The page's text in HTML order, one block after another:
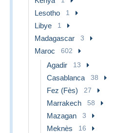
Lesotho 1
Libye 1
Madagascar 3
Maroc 602
Agadir 13
Casablanca 38
Fez (Fès) 27
Marrakech 58
Mazagan 3
Meknès 16